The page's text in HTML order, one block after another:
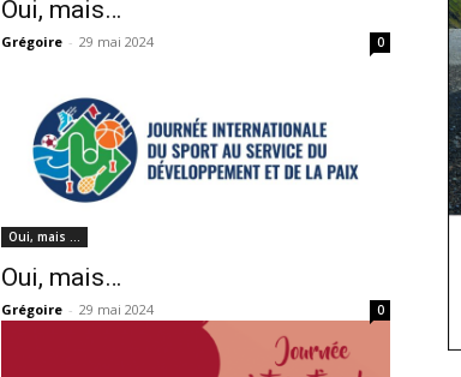
Oui, mais…
Grégoire - 29 mai 2024 0
Oui, mais …
Oui, mais…
Grégoire - 29 mai 2024 0